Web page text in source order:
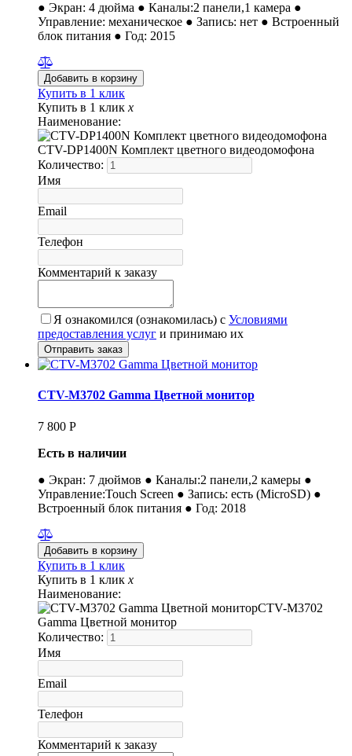
● Экран: 4 дюйма ● Каналы:2 панели,1 камера ●
Управление: механическое ● Запись: нет ● Встроенный
блок питания ● Год: 2015
Купить в 1 клик
Купить в 1 клик x
Наименование:
CTV-DP1400N Комплект цветного видеодомофона
Количество:
Имя
Email
Телефон
Комментарий к заказу
Я ознакомился (ознакомилась) с Условиями
предоставления услуг и принимаю их
CTV-M3702 Gamma Цветной монитор
7 800 Р
Есть в наличии
● Экран: 7 дюймов ● Каналы:2 панели,2 камеры ●
Управление:Touch Screen ● Запись: есть (MicroSD) ●
Встроенный блок питания ● Год: 2018
Купить в 1 клик
Купить в 1 клик x
Наименование:
CTV-M3702
Gamma Цветной монитор
Количество:
Имя
Email
Телефон
Комментарий к заказу